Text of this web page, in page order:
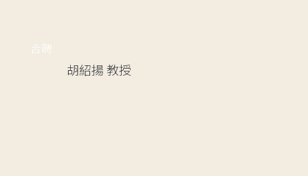
合聘
胡紹揚教授